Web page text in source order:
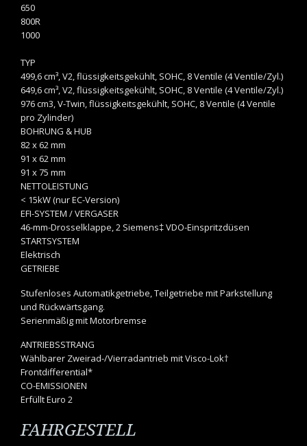
650
800R
1000
TYP
499,6 cm³, V2, flüssigkeitsgekühlt, SOHC, 8 Ventile (4 Ventile/Zyl.)
649,6 cm³, V2, flüssigkeitsgekühlt, SOHC, 8 Ventile (4 Ventile/Zyl.)
976 cm3, V-Twin, flüssigkeitsgekühlt, SOHC, 8 Ventile (4 Ventile
pro Zylinder)
BOHRUNG & HUB
82 x 62 mm
91 x 62 mm
91 x 75 mm
NETTOLEISTUNG
< 15kW (nur EC-Version)
EFI-SYSTEM / VERGASER
46-mm-Drosselklappe, 2 Siemens‡ VDO-Einspritzdüsen
STARTSYSTEM
Elektrisch
GETRIEBE
Stufenloses Automatikgetriebe, Teilgetriebe mit Parkstellung
und Rückwärtsgang.
Serienmäßig mit Motorbremse
ANTRIEBSSTRANG
Wählbarer Zweirad-/Vierradantrieb mit Visco-Lok†
Frontdifferential*
CO-EMISSIONEN
Erfüllt Euro 2
FAHRGESTELL